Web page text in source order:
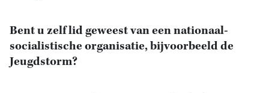
Bent u zelf lid geweest van een nationaal-
socialistische organisatie, bijvoorbeeld de
Jeugdstorm?